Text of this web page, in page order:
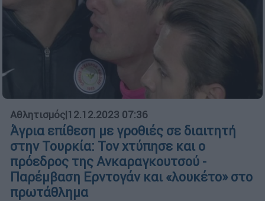
Αθλητισμός|12.12.2023 07:36
Άγρια επίθεση με γροθιές σε διαιτητή
στην Τουρκία: Τον χτύπησε και ο
πρόεδρος της Ανκαραγκουτσού -
Παρέμβαση Ερντογάν και «λουκέτο» στο
πρωτάθλημα